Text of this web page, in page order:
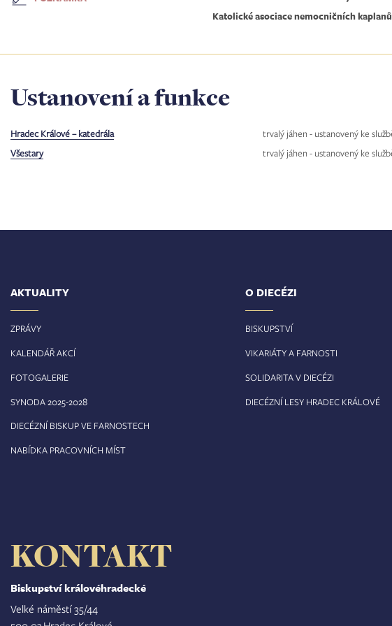
Katolické asociace nemocničních
Ustanovení a funkce
Hradec Králové – katedrála
trvalý jáhen - ustanovený ke
Všestary
trvalý jáhen - ustanovený ke
AKTUALITY
ZPRÁVY
KALENDÁŘ AKCÍ
FOTOGALERIE
SYNODA 2025-2028
DIECÉZNÍ BISKUP VE FARNOSTECH
NABÍDKA PRACOVNÍCH MÍST
O DIECÉZI
BISKUPSTVÍ
VIKARIÁTY A FARNOSTI
SOLIDARITA V DIECÉZI
DIECÉZNÍ LESY HRADEC KRÁLOVÉ
KONTAKT
Biskupství královéhradecké
Velké náměstí 35/44